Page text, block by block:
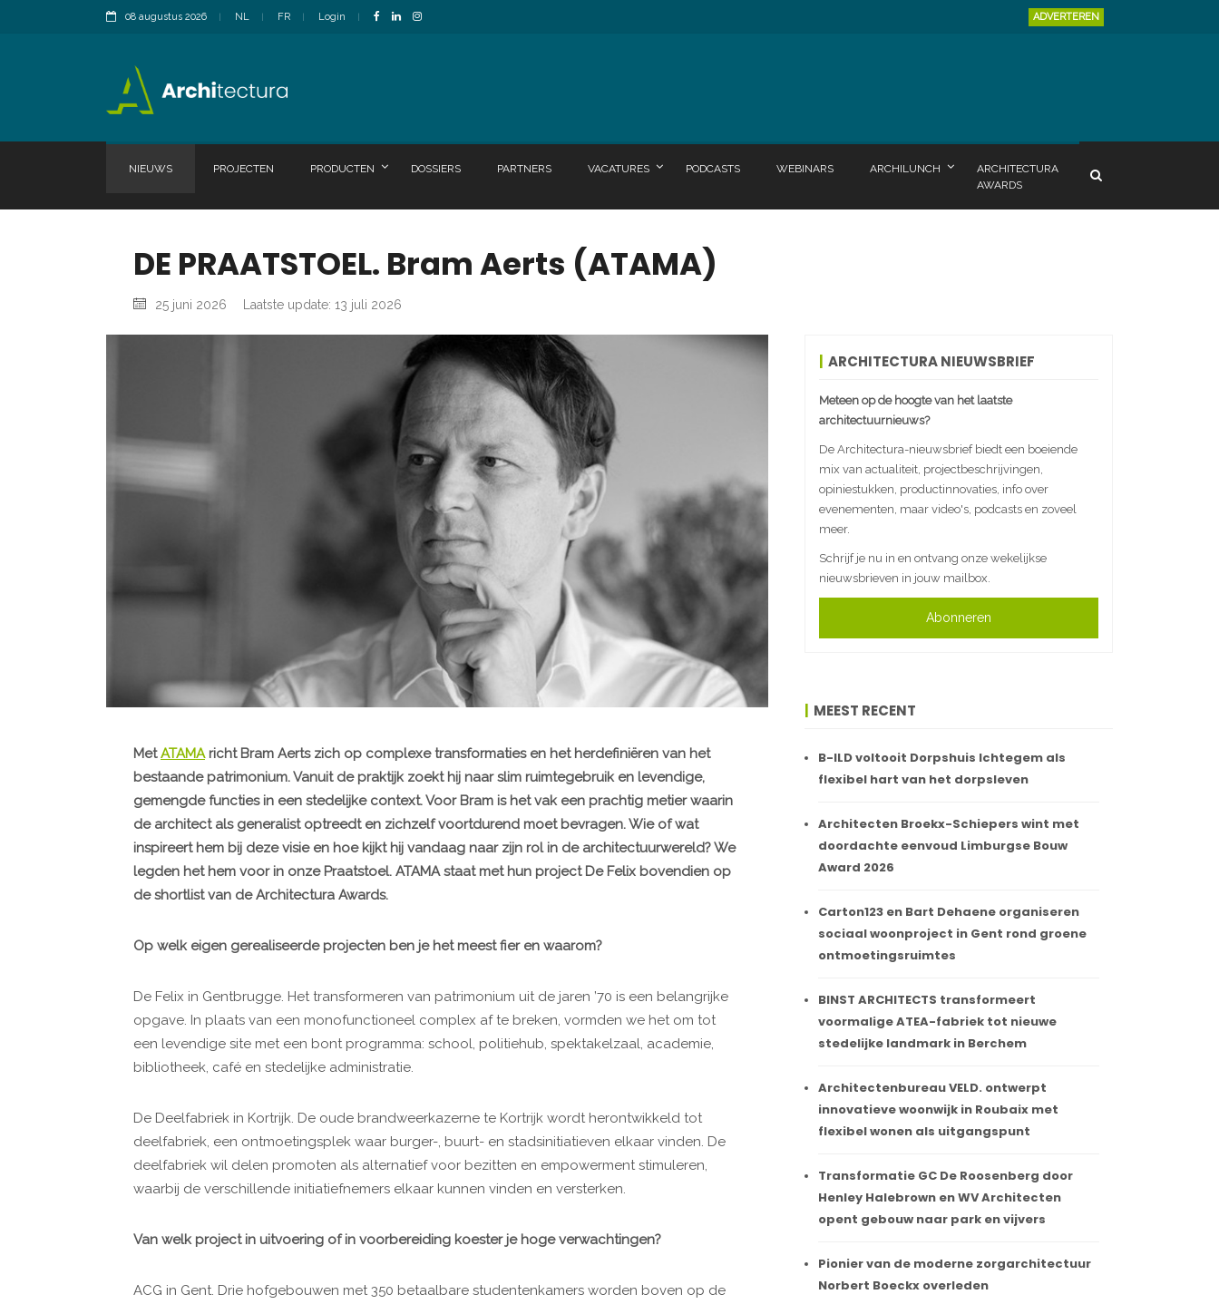
08 augustus 2026 NL FR Login ADVERTEREN
NIEUWS PROJECTEN PRODUCTEN DOSSIERS PARTNERS VACATURES PODCASTS WEBINARS ARCHILUNCH
ARCHITECTURA
AWARDS
DE PRAATSTOEL. Bram Aerts (ATAMA)
25 juni 2026 Laatste update: 13 juli 2026
MetATAMAricht Bram Aerts zich op complexe transformaties en het herdefiniëren van het
bestaande patrimonium. Vanuit de praktijk zoekt hij naar slim ruimtegebruik en levendige,
gemengde functies in een stedelijke context. Voor Bram is het vak een prachtig metier waarin
de architect als generalist optreedt en zichzelf voortdurend moet bevragen. Wie of wat
inspireert hem bij deze visie en hoe kijkt hij vandaag naar zijn rol in de architectuurwereld? We
legden het hem voor in onze Praatstoel. ATAMA staat met hun project De Felix bovendien op
de shortlist van de Architectura Awards.
Op welk eigen gerealiseerde projecten ben je het meest fier en waarom?
De Felix in Gentbrugge. Het transformeren van patrimonium uit de jaren ’70 is een belangrijke
opgave. In plaats van een monofunctioneel complex af te breken, vormden we het om tot
een levendige site met een bont programma: school, politiehub, spektakelzaal, academie,
bibliotheek, café en stedelijke administratie.
De Deelfabriek in Kortrijk. De oude brandweerkazerne te Kortrijk wordt herontwikkeld tot
deelfabriek, een ontmoetingsplek waar burger-, buurt- en stadsinitiatieven elkaar vinden. De
deelfabriek wil delen promoten als alternatief voor bezitten en empowerment stimuleren,
waarbij de verschillende initiatiefnemers elkaar kunnen vinden en versterken.
Van welk project in uitvoering of in voorbereiding koester je hoge verwachtingen?
ACG in Gent. Drie hofgebouwen met 350 betaalbare studentenkamers worden boven op de
ARCHITECTURA NIEUWSBRIEF
Meteen op de hoogte van het laatste
architectuurnieuws?
De Architectura-nieuwsbrief biedt een boeiende
mix van actualiteit, projectbeschrijvingen,
opiniestukken, productinnovaties, info over
evenementen, maar video's, podcasts en zoveel
meer.
Schrijf je nu in en ontvang onze wekelijkse
nieuwsbrieven in jouw mailbox.
Abonneren
MEEST RECENT
B-ILD voltooit Dorpshuis Ichtegem als
flexibel hart van het dorpsleven
Architecten Broekx-Schiepers wint met
doordachte eenvoud Limburgse Bouw
Award 2026
Carton123 en Bart Dehaene organiseren
sociaal woonproject in Gent rond groene
ontmoetingsruimtes
BINST ARCHITECTS transformeert
voormalige ATEA-fabriek tot nieuwe
stedelijke landmark in Berchem
Architectenbureau VELD. ontwerpt
innovatieve woonwijk in Roubaix met
flexibel wonen als uitgangspunt
Transformatie GC De Roosenberg door
Henley Halebrown en WV Architecten
opent gebouw naar park en vijvers
Pionier van de moderne zorgarchitectuur
Norbert Boeckx overleden